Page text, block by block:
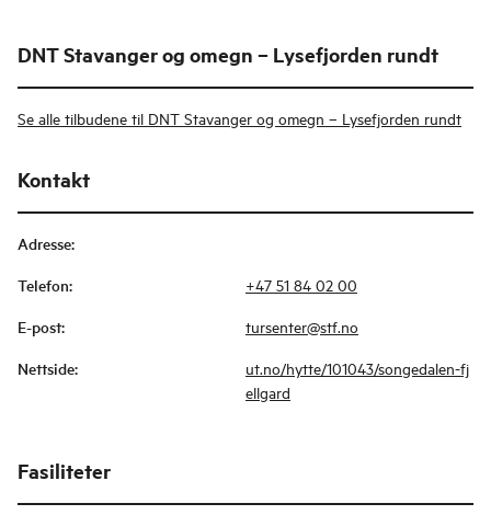
DNT Stavanger og omegn – Lysefjorden rundt
Se alle tilbudene til DNT Stavanger og omegn – Lysefjorden rundt
Kontakt
Adresse:
Telefon: +47 51 84 02 00
E-post: tursenter@stf.no
Nettside:
ut.no/hytte/101043/songedalen-fj
ellgard
Fasiliteter